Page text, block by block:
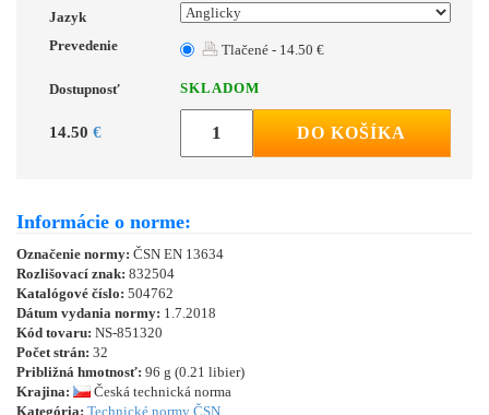
Jazyk
Prevedenie
Tlačené - 14.50 €
Dostupnosť SKLADOM
14.50 € DO KOŠÍKA
Informácie o norme:
Označenie normy: ČSN EN 13634
Rozlišovací znak: 832504
Katalógové číslo: 504762
Dátum vydania normy: 1.7.2018
Kód tovaru: NS-851320
Počet strán: 32
Približná hmotnosť: 96 g (0.21 libier)
Krajina:
Česká technická norma
Kategória: Technické normy ČSN